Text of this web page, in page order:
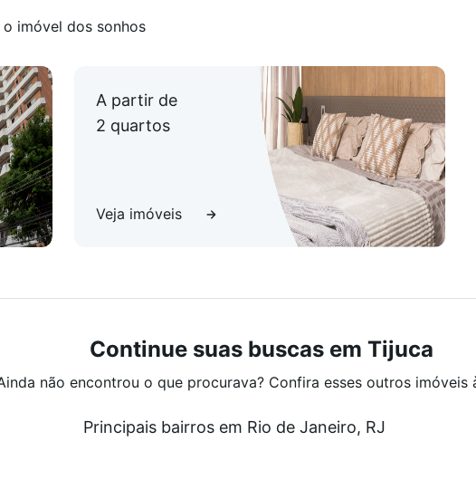
imóvel dos sonhos
A partir de
2 quartos
Veja imóveis
Continue suas buscas em Tijuca
não encontrou o que procurava? Confira esses outros imóveis
Principais bairros em Rio de Janeiro, RJ